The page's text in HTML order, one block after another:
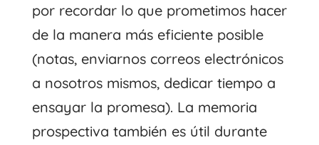
por recordar lo que prometimos hacer
de la manera más eficiente posible
(notas, enviarnos correos electrónicos
a nosotros mismos, dedicar tiempo a
ensayar la promesa). La memoria
prospectiva también es útil durante